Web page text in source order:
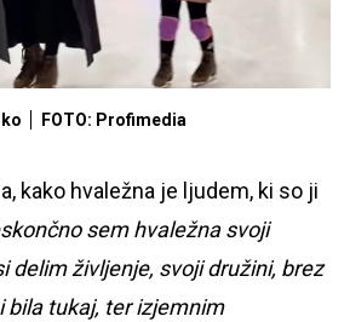
FOTO: Profimedia
kako hvaležna je ljudem, ki so ji
sem hvaležna svoji
delim življenje, svoji družini, brez
bila tukaj, ter izjemnim